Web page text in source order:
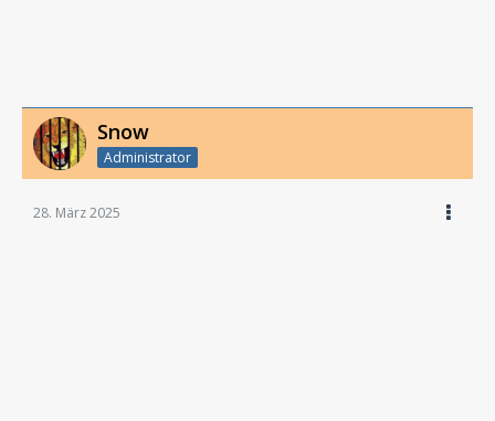
Snow
Administrator
28. März 2025